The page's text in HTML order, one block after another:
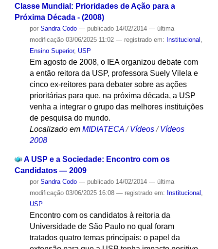
Classe Mundial: Prioridades de Ação para a
Próxima Década - (2008)
por Sandra Codo — publicado14/02/2014 — última
modificação03/06/2025 11:02 — registrado em: Institucional ,
Ensino Superior, USP
Em agosto de 2008, o IEA organizou debate com
a então reitora da USP, professora Suely Vilela e
cinco ex-reitores para debater sobre as ações
prioritárias para que, na próxima década, a USP
venha a integrar o grupo das melhores instituições
de pesquisa do mundo.
Localizado em MIDIATECA /Vídeos /Vídeos
2008
A USP e a Sociedade: Encontro com os
Candidatos — 2009
por Sandra Codo — publicado14/02/2014 — última
modificação03/06/2025 16:08 — registrado em: Institucional ,
USP
Encontro com os candidatos à reitoria da
Universidade de São Paulo no qual foram
tratados quatro temas principais: o papel da